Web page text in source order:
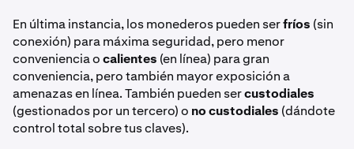
En última instancia, los monederos pueden serfríos (sin
conexión) para máxima seguridad, pero menor
conveniencia ocalientes (en línea) para gran
conveniencia, pero también mayor exposición a
amenazas en línea. También pueden sercustodiales
(gestionados por un tercero) o no custodiales (dándote
control total sobre tus claves).